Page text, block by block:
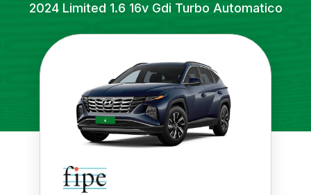
2024 Limited 1.6 16v Gdi Turbo Automatico